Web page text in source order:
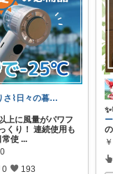
りさ⌇日々の暮らしをちょっと素敵に
上に風量がパワフ
くり！ 連続使用も
常使 ...
0 193
の
￥